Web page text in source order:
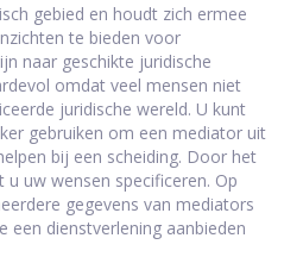
gebied en houdt zich ermee
te bieden voor
naar geschikte juridische
omdat veel mensen niet
juridische wereld. U kunt
gebruiken om een mediator uit
bij een scheiding. Door het
uw wensen specificeren. Op
gegevens van mediators
een dienstverlening aanbieden